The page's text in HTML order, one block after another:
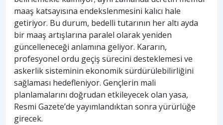
maaş katsayısına endekslenmesini kalıcı hale
getiriyor. Bu durum, bedelli tutarının her altı ayda
bir maaş artışlarına paralel olarak yeniden
güncelleneceği anlamına geliyor. Kararın,
profesyonel ordu geçiş sürecini desteklemesi ve
askerlik sisteminin ekonomik sürdürülebilirliğini
sağlaması hedefleniyor. Gençlerin mali
planlamalarını doğrudan etkileyecek olan yasa,
Resmi Gazete’de yayımlandıktan sonra yürürlüğe
girecek.